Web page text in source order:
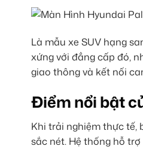
Là mẫu xe SUV hạng
xứng với đẳng cấp đó,
giao thông và kết nối
Điểm nổi bật
Khi trải nghiệm thực tế,
sắc nét. Hệ thống hỗ